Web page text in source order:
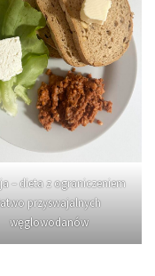
– dieta z ograniczeniem
przyswajalnych
węglowodanów